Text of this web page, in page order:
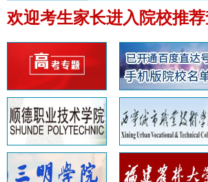
欢迎考生家长进入院校推